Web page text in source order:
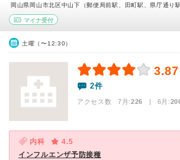
岡山県岡山市北区中山下（郵便局前駅、田町駅、県庁通り駅
マイナ受付
土曜（〜12:30）
3.87
2件
アクセス数 7月:226 | 6月:
内科
4.5
インフルエンザ予防接種